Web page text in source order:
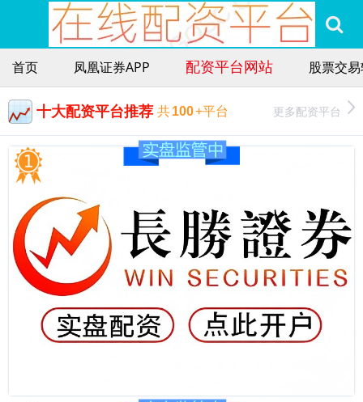
首页 凤凰证券APP 配资平台网站 股票交
十大配资平台推荐 共100+平台 更多配资平台